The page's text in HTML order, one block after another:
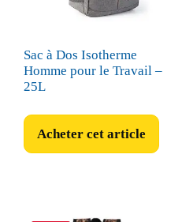
Sac à Dos Isotherme
Homme pour le Travail –
25L
Acheter cet article